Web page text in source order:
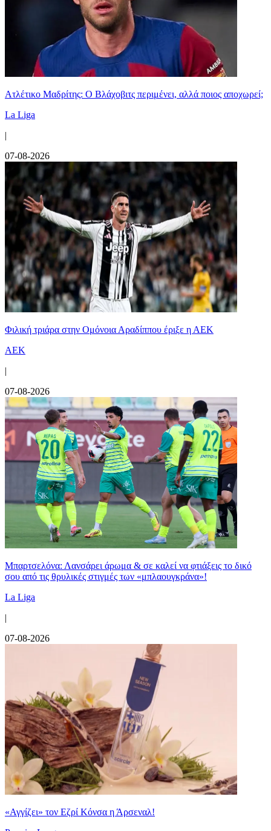
Ατλέτικο Μαδρίτης: Ο Βλάχοβιτς περιμένει, αλλά ποιος αποχωρεί;
La Liga
|
07-08-2026
Φιλική τριάρα στην Ομόνοια Αραδίππου έριξε η ΑΕΚ
ΑΕΚ
|
07-08-2026
Μπαρτσελόνα: Λανσάρει άρωμα & σε καλεί να φτιάξεις το δικό
σου από τις θρυλικές στιγμές των «μπλαουγκράνα»!
La Liga
|
07-08-2026
«Αγγίζει» τον Εζρί Κόνσα η Άρσεναλ!